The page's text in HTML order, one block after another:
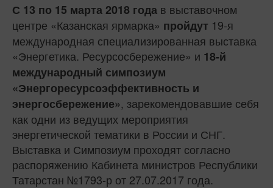
С 13 по 15 марта 2018 года в выставочном
центре «Казанская ярмарка» пройдут 19-я
международная специализированная выставка
«Энергетика. Ресурсосбережение» и 18-й
международный симпозиум
«Энергоресурсоэффективность и
энергосбережение», зарекомендовавшие себя
как одни из ведущих мероприятия
энергетической тематики в России и СНГ.
Выставка и Симпозиум проходят согласно
распоряжению Кабинета министров Республики
Татарстан №1793-р от 27.07.2017 года.